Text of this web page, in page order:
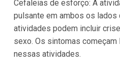
Cefaleias de esforço: A
pulsante em ambos os lados
atividades podem incluir
sexo. Os sintomas
nessas atividades.